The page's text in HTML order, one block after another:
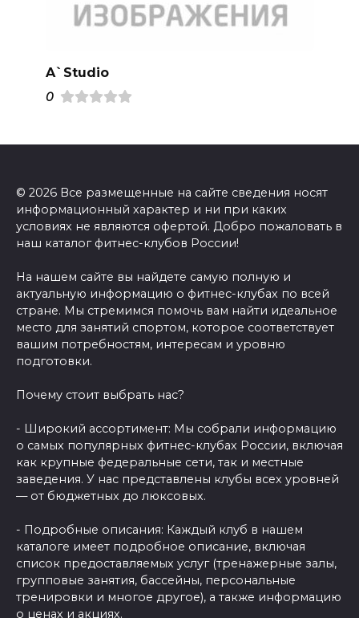
A`Studio
0
© 2026 Все размещенные на сайте сведения носят
информационный характер и ни при каких
условиях не являются офертой. Добро пожаловать в
наш каталог фитнес-клубов России!
На нашем сайте вы найдете самую полную и
актуальную информацию о фитнес-клубах по всей
стране. Мы стремимся помочь вам найти идеальное
место для занятий спортом, которое соответствует
вашим потребностям, интересам и уровню
подготовки.
Почему стоит выбрать нас?
- Широкий ассортимент: Мы собрали информацию
о самых популярных фитнес-клубах России, включая
как крупные федеральные сети, так и местные
заведения. У нас представлены клубы всех уровней
— от бюджетных до люксовых.
- Подробные описания: Каждый клуб в нашем
каталоге имеет подробное описание, включая
список предоставляемых услуг (тренажерные залы,
групповые занятия, бассейны, персональные
тренировки и многое другое), а также информацию
о ценах и акциях.